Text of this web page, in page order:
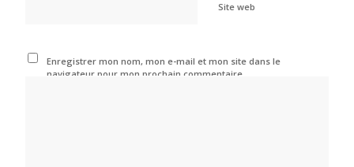
Site web
Enregistrer mon nom, mon e-mail et mon site dans le
navigateur pour mon prochain commentaire.